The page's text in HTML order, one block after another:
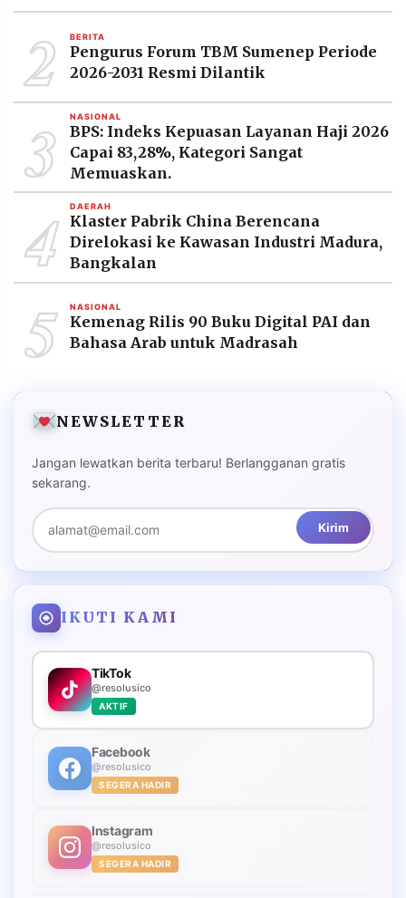
2 BERITA
Pengurus Forum TBM Sumenep Periode
2026-2031 Resmi Dilantik
3 NASIONAL
BPS: Indeks Kepuasan Layanan Haji 2026
Capai 83,28%, Kategori Sangat
Memuaskan.
4 DAERAH
Klaster Pabrik China Berencana
Direlokasi ke Kawasan Industri Madura,
Bangkalan
5 NASIONAL
Kemenag Rilis 90 Buku Digital PAI dan
Bahasa Arab untuk Madrasah
NEWSLETTER
Jangan lewatkan berita terbaru! Berlangganan gratis
sekarang.
Kirim
IKUTI KAMI
TikTok
@resolusico
AKTIF
Facebook
@resolusico
SEGERA HADIR
Instagram
@resolusico
SEGERA HADIR